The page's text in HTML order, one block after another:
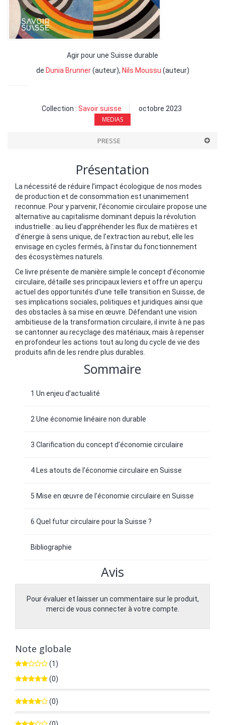
Agir pour une Suisse durable
de Dunia Brunner(auteur), Nils Moussu (auteur)
Collection : Savoir suisse octobre 2023
MEDIAS
PRESSE
Présentation
La nécessité de réduire l’impact écologique de nos modes
de production et de consommation est unanimement
reconnue. Pour y parvenir, l’économie circulaire propose une
alternative au capitalisme dominant depuis la révolution
industrielle : au lieu d’appréhender les flux de matières et
d’énergie à sens unique, de l’extraction au rebut, elle les
envisage en cycles fermés, à l’instar du fonctionnement
des écosystèmes naturels.
Ce livre présente de manière simple le concept d’économie
circulaire, détaille ses principaux leviers et offre un aperçu
actuel des opportunités d’une telle transition en Suisse, de
ses implications sociales, politiques et juridiques ainsi que
des obstacles à sa mise en œuvre. Défendant une vision
ambitieuse de la transformation circulaire, il invite à ne pas
se cantonner au recyclage des matériaux, mais à repenser
en profondeur les actions tout au long du cycle de vie des
produits afin de les rendre plus durables.
Sommaire
1 Un enjeu d’actualité
2 Une économie linéaire non durable
3 Clarification du concept d’économie circulaire
4 Les atouts de l’économie circulaire en Suisse
5 Mise en œuvre de l’économie circulaire en Suisse
6 Quel futur circulaire pour la Suisse ?
Bibliographie
Avis
Pour évaluer et laisser un commentaire sur le produit,
merci de vous connecter à votre compte.
Note globale
(1)
(0)
(0)